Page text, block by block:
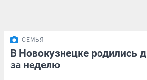
СЕМЬЯ
В Новокузнецке родились
за неделю